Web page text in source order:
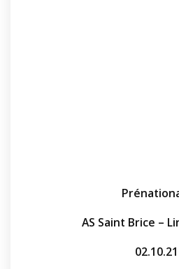
AS Saint Brice –
02.10.21